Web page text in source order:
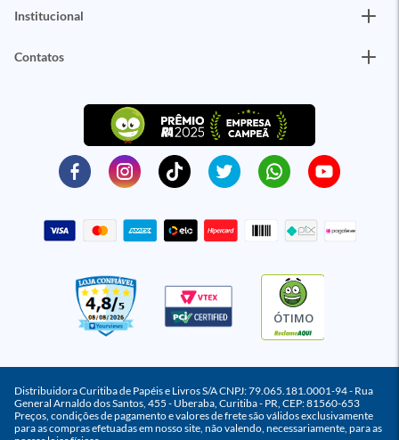
Institucional
Contatos
ÓTIMO
Distribuidora Curitiba de Papéis e Livros S/A CNPJ: 79.065.181.0001-94 - Rua
General Arnaldo dos Santos, 455 - Uberaba, Curitiba - PR, CEP: 81560-653
Preços, condições de pagamento e valores de frete são válidos exclusivamente
para as compras efetuadas em nosso site, não valendo, necessariamente, para as